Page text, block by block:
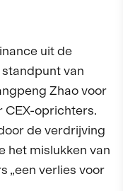
uit de
van
Zhao voor
CEX-oprichters.
de verdrijving
het mislukken van
„een verlies voor